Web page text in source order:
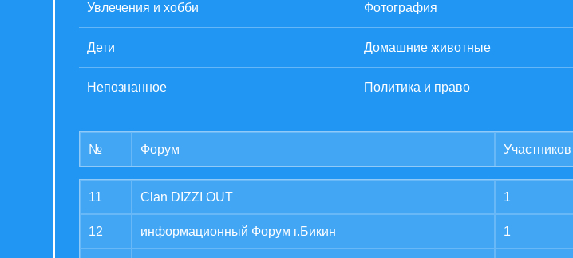
Увлечения и хобби Фотография
Дети Домашние животные
Непознанное Политика и право
№ Форум Участников
11 Clan DIZZI OUT 1
12 информационный Форум г.Бикин 1